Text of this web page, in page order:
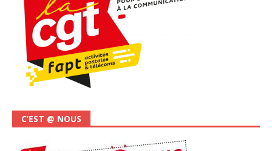
C’EST @ NOUS